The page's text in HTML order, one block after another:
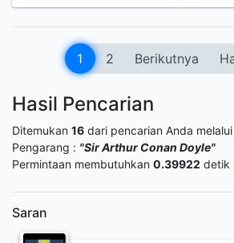
1 2 Berikutnya
Hasil Pencarian
Ditemukan 16 dari pencarian Anda
Pengarang : "Sir Arthur Conan Doyle"
Permintaan membutuhkan 0.39922 detik
Saran